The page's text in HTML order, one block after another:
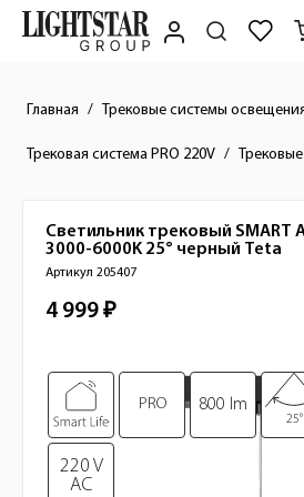
Главная Трековые системы
Трековая система PRO 220V
Краткое описание
Изображения товара
PRO 800 lm
25°
220 V
AC
Светильник трековый SMART
3000-6000K 25° черный Teta
Артикул 205407
Стоимость товара
4 999 ₽